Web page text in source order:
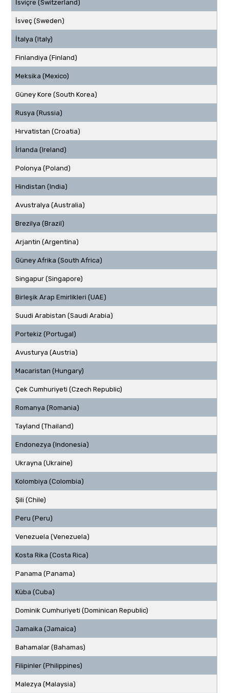
İsviçre (Switzerland)
İsveç (Sweden)
İtalya (Italy)
Finlandiya (Finland)
Meksika (Mexico)
Güney Kore (South Korea)
Rusya (Russia)
Hırvatistan (Croatia)
İrlanda (Ireland)
Polonya (Poland)
Hindistan (India)
Avustralya (Australia)
Brezilya (Brazil)
Arjantin (Argentina)
Güney Afrika (South Africa)
Singapur (Singapore)
Birleşik Arap Emirlikleri (UAE)
Suudi Arabistan (Saudi Arabia)
Portekiz (Portugal)
Avusturya (Austria)
Macaristan (Hungary)
Çek Cumhuriyeti (Czech Republic)
Romanya (Romania)
Tayland (Thailand)
Endonezya (Indonesia)
Ukrayna (Ukraine)
Kolombiya (Colombia)
Şili (Chile)
Peru (Peru)
Venezuela (Venezuela)
Kosta Rika (Costa Rica)
Panama (Panama)
Küba (Cuba)
Dominik Cumhuriyeti (Dominican Republic)
Jamaika (Jamaica)
Bahamalar (Bahamas)
Filipinler (Philippines)
Malezya (Malaysia)